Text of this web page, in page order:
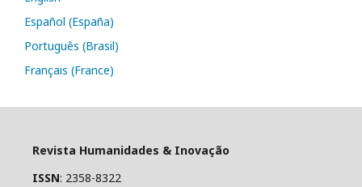
Español (España)
Português (Brasil)
Français (France)
Revista Humanidades & Inovação
ISSN: 2358-8322